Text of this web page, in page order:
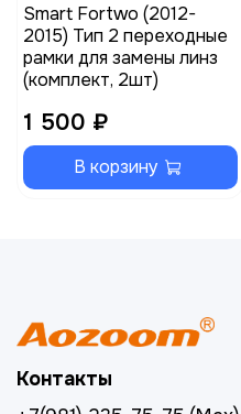
Smart Fortwo (2012-
2015) Тип 2 переходные
рамки для замены линз
(комплект, 2шт)
1 500 ₽
В корзину
Контакты